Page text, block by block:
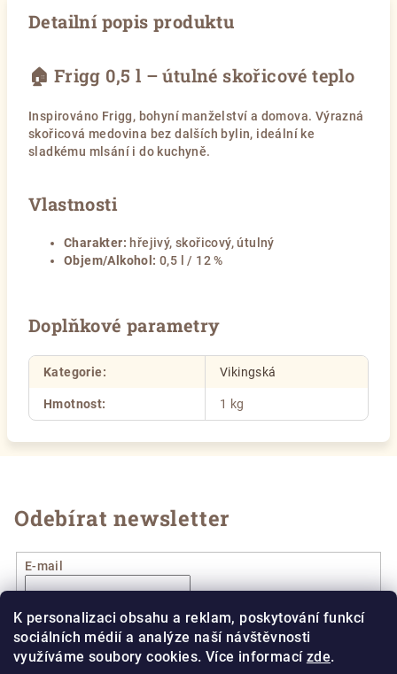
K personalizaci obsahu a reklam, poskytování funkcí
sociálních médií a analýze naší návštěvnosti
využíváme soubory cookies. Více informací zde.
Detailní popis produktu
🏠 Frigg 0,5 l – útulné skořicové teplo
Inspirováno Frigg, bohyní manželství a domova. Výrazná
skořicová medovina bez dalších bylin, ideální ke
sladkému mlsání i do kuchyně.
Vlastnosti
Charakter: hřejivý, skořicový, útulný
Objem/Alkohol: 0,5 l / 12 %
Doplňkové parametry
Kategorie: Vikingská
Hmotnost: 1 kg
Odebírat newsletter
E-mail
osobních údajů